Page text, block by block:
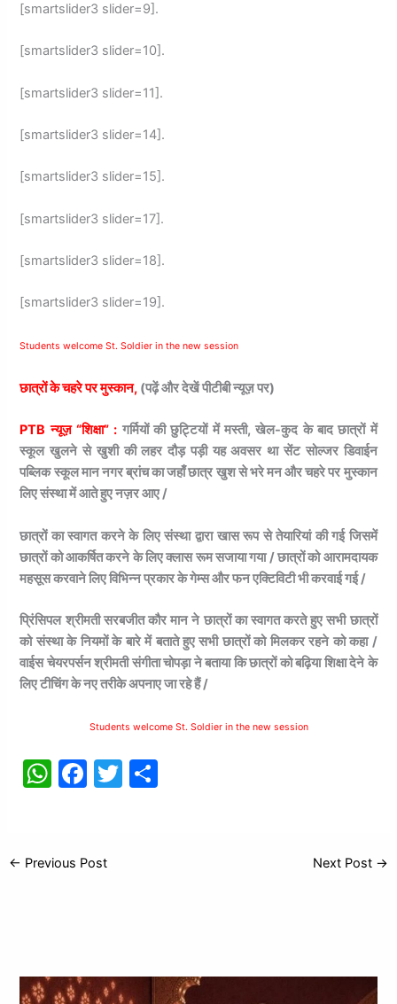
[smartslider3 slider=9].
[smartslider3 slider=10].
[smartslider3 slider=11].
[smartslider3 slider=14].
[smartslider3 slider=15].
[smartslider3 slider=17].
[smartslider3 slider=18].
[smartslider3 slider=19].
Students welcome St. Soldier in the new session
छात्रों के चहरे पर मुस्कान, (पढ़ें और देखें पीटीबी न्यूज़ पर)
PTB न्यूज़ “शिक्षा” : गर्मियों की छुट्टियों में मस्ती, खेल-कुद के बाद छात्रों में
स्कूल खुलने से खुशी की लहर दौड़ पड़ी यह अवसर था सेंट सोल्जर डिवाईन
पब्लिक स्कूल मान नगर ब्रांच का जहाँ छात्र खुश से भरे मन और चहरे पर मुस्कान
लिए संस्था में आते हुए नज़र आए /
छात्रों का स्वागत करने के लिए संस्था द्वारा खास रूप से तेयारियां की गई जिसमें
छात्रों को आकर्षित करने के लिए क्लास रूम सजाया गया / छात्रों को आरामदायक
महसूस करवाने लिए विभिन्न प्रकार के गेम्स और फन एक्टिविटी भी करवाई गई /
प्रिंसिपल श्रीमती सरबजीत कौर मान ने छात्रों का स्वागत करते हुए सभी छात्रों
को संस्था के नियमों के बारे में बताते हुए सभी छात्रों को मिलकर रहने को कहा /
वाईस चेयरपर्सन श्रीमती संगीता चोपड़ा ने बताया कि छात्रों को बढ़िया शिक्षा देने के
लिए टीचिंग के नए तरीके अपनाए जा रहे हैं /
Students welcome St. Soldier in the new session
W
s
F
e
k
T
← Previous Post Next Post →